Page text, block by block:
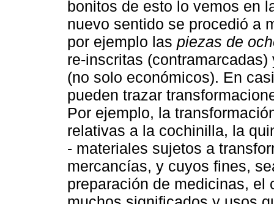
bonitos de esto lo vemos en
nuevo sentido se procedió a
por ejemplo las piezas de
re-inscritas
(no solo económicos). En
pueden trazar
Por ejemplo, la
relativas a la cochinilla, la
- materiales sujetos a
mercancías, y cuyos fines,
preparación de medicinas, el